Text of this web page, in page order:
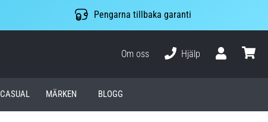
Pengarna tillbaka garanti
Om oss
Hjälp
CASUAL MÄRKEN BLOGG